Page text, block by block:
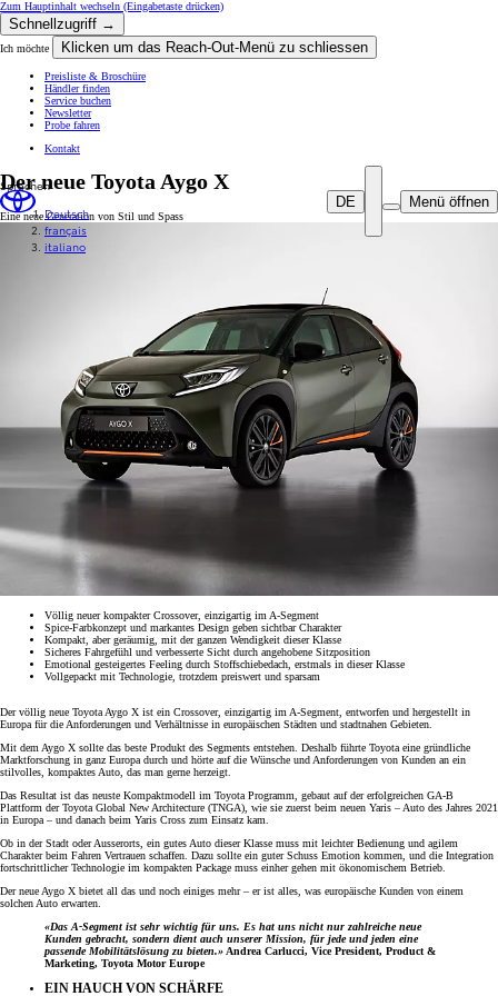
Zum Hauptinhalt wechseln (Eingabetaste drücken)
Schnellzugriff →
Ich möchte Klicken um das Reach-Out-Menü zu schliessen
Preisliste & Broschüre
Händler finden
Service buchen
Newsletter
Probe fahren
Kontakt
DE
Sprachen
Deutsch
français
italiano
Menü öffnen
Der neue Toyota Aygo X
Eine neue Generation von Stil und Spass
Völlig neuer kompakter Crossover, einzigartig im A-Segment
Spice-Farbkonzept und markantes Design geben sichtbar Charakter
Kompakt, aber geräumig, mit der ganzen Wendigkeit dieser Klasse
Sicheres Fahrgefühl und verbesserte Sicht durch angehobene Sitzposition
Emotional gesteigertes Feeling durch Stoffschiebedach, erstmals in dieser Klasse
Vollgepackt mit Technologie, trotzdem preiswert und sparsam
Der völlig neue Toyota Aygo X ist ein Crossover, einzigartig im A-Segment, entworfen und hergestellt in
Europa für die Anforderungen und Verhältnisse in europäischen Städten und stadtnahen Gebieten.
Mit dem Aygo X sollte das beste Produkt des Segments entstehen. Deshalb führte Toyota eine gründliche
Marktforschung in ganz Europa durch und hörte auf die Wünsche und Anforderungen von Kunden an ein
stilvolles, kompaktes Auto, das man gerne herzeigt.
Das Resultat ist das neuste Kompaktmodell im Toyota Programm, gebaut auf der erfolgreichen GA-B
Plattform der Toyota Global New Architecture (TNGA), wie sie zuerst beim neuen Yaris – Auto des Jahres 2021
in Europa – und danach beim Yaris Cross zum Einsatz kam.
Ob in der Stadt oder Ausserorts, ein gutes Auto dieser Klasse muss mit leichter Bedienung und agilem
Charakter beim Fahren Vertrauen schaffen. Dazu sollte ein guter Schuss Emotion kommen, und die Integration
fortschrittlicher Technologie im kompakten Package muss einher gehen mit ökonomischem Betrieb.
Der neue Aygo X bietet all das und noch einiges mehr – er ist alles, was europäische Kunden von einem
solchen Auto erwarten.
«Das A-Segment ist sehr wichtig für uns. Es hat uns nicht nur zahlreiche neue
Kunden gebracht, sondern dient auch unserer Mission, für jede und jeden eine
passende Mobilitätslösung zu bieten.» Andrea Carlucci, Vice President, Product &
Marketing, Toyota Motor Europe
EIN HAUCH VON SCHÄRFE